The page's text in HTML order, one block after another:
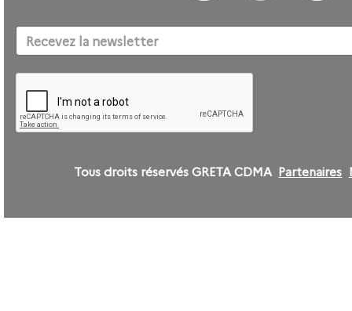
Tous droits réservés GRETA CDMA Partenaires